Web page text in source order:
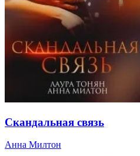
Скандальная связь
Анна Милтон